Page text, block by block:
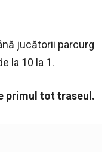
jucătorii parcurg
la 10 la 1.
primul tot traseul.